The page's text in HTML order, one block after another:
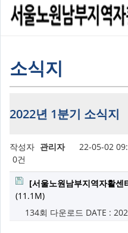
소식지
2022년 1분기 소식지
작성자 관리자 22-05-02
0건
[서울노원남부지역자활
(11.1M)
134회 다운로드 DATE :